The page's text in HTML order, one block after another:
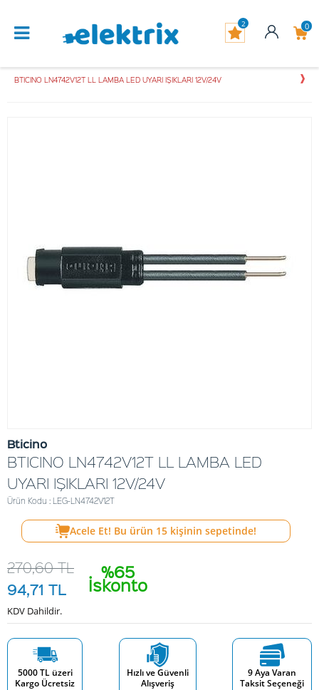
0
2
BTICINO LN4742V12T LL LAMBA LED UYARI IŞIKLARI 12V/24V
Bticino
BTICINO LN4742V12T LL LAMBA LED
UYARI IŞIKLARI 12V/24V
Ürün Kodu : LEG-LN4742V12T
Acele Et! Bu ürün 15 kişinin sepetinde!
%65
İskonto
270,60TL
94,71 TL
KDV Dahildir.
5000 TL üzeri
Kargo Ücretsiz
Hızlı ve Güvenli
Alışveriş
9 Aya Varan
Taksit Seçeneği